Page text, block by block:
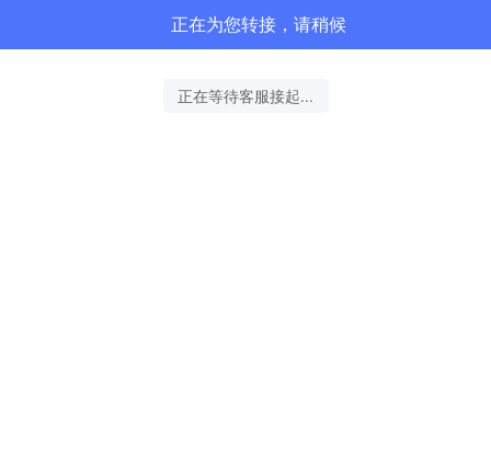
正在为您转接，请稍候
正在等待客服接起...